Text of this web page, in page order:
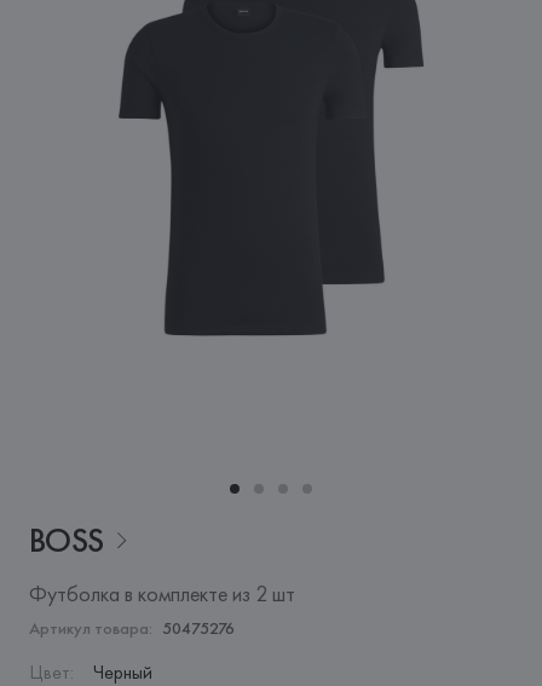
BOSS
Футболка в комплекте из 2 шт
Артикул товара: 50475276
Цвет: Черный